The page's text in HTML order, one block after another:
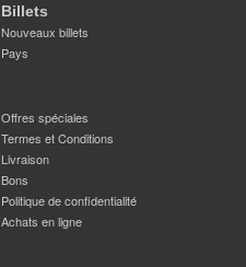
Billets
Nouveaux billets
Pays
Offres spéciales
Termes et Conditions
Livraison
Bons
Politique de confidentialité
Achats en ligne